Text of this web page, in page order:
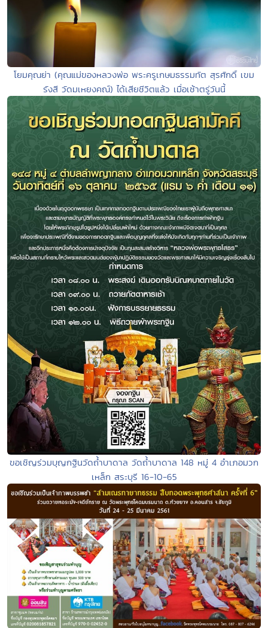
โยมคุณย่า (คุณแม่ของหลวงพ่อ พระครูเกษมธรรมทัต สุรศักดิ์ เขม
รังสี วัดมเหยงคณ์) ได้เสียชีวิตแล้ว เมื่อเช้าตรู่วันนี้
ขอเชิญร่วมบุญกฐินวัดถ้ำบาดาล วัดถ้ำบาดาล 148 หมู่ 4 อำเภอมวก
เหล็ก สระบุรี 16-10-65